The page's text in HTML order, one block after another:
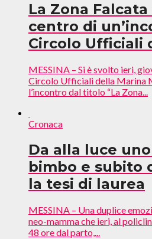
La Zona
centro di
Circolo Ufficiali
MESSINA – Si è svolto ieri,
Circolo Ufficiali della Marina
l’incontro dal titolo “La Zona...
Cronaca
Da alla luce
bimbo e subito
la tesi di laurea
MESSINA – Una duplice
neo-mamma che ieri, al
48 ore dal parto,...